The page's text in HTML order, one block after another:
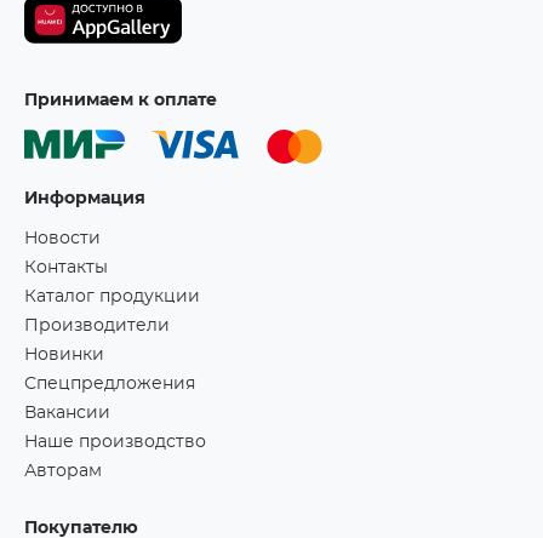
Принимаем к оплате
Информация
Новости
Контакты
Каталог продукции
Производители
Новинки
Спецпредложения
Вакансии
Наше производство
Авторам
Покупателю